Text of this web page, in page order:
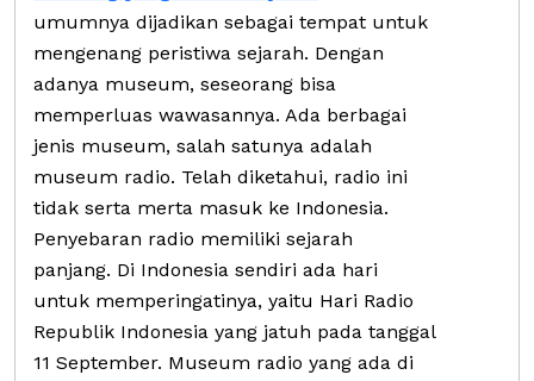
umumnya dijadikan sebagai tempat untuk
mengenang peristiwa sejarah. Dengan
adanya museum, seseorang bisa
memperluas wawasannya. Ada berbagai
jenis museum, salah satunya adalah
museum radio. Telah diketahui, radio ini
tidak serta merta masuk ke Indonesia.
Penyebaran radio memiliki sejarah
panjang. Di Indonesia sendiri ada hari
untuk memperingatinya, yaitu Hari Radio
Republik Indonesia yang jatuh pada tanggal
11 September. Museum radio yang ada di